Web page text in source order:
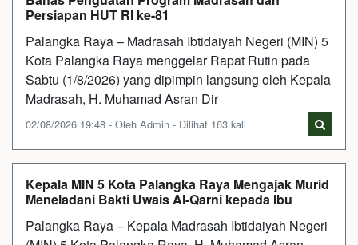
Persiapan HUT RI ke-81
Palangka Raya – Madrasah Ibtidaiyah Negeri (MIN) 5
Kota Palangka Raya menggelar Rapat Rutin pada
Sabtu (1/8/2026) yang dipimpin langsung oleh Kepala
Madrasah, H. Muhamad Asran Dir
02/08/2026 19:48 - Oleh Admin - Dilihat 163 kali
Kepala MIN 5 Kota Palangka Raya Mengajak Murid
Meneladani Bakti Uwais Al-Qarni kepada Ibu
Palangka Raya – Kepala Madrasah Ibtidaiyah Negeri